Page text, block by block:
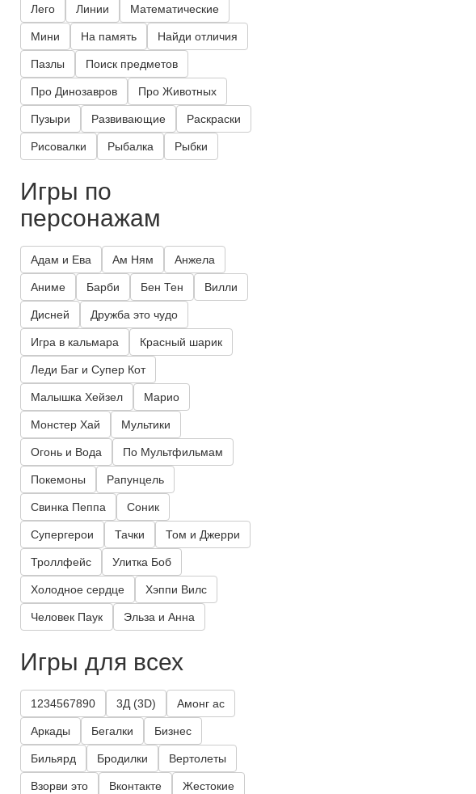
Лего Линии Математические
Мини На память Найди отличия
Пазлы Поиск предметов
Про Динозавров Про Животных
Пузыри Развивающие Раскраски
Рисовалки Рыбалка Рыбки
Игры по
персонажам
Адам и Ева Ам Ням Анжела
Аниме Барби Бен Тен Вилли
Дисней Дружба это чудо
Игра в кальмара Красный шарик
Леди Баг и Супер Кот
Малышка Хейзел Марио
Монстер Хай Мультики
Огонь и Вода По Мультфильмам
Покемоны Рапунцель
Свинка Пеппа Соник
Супергерои Тачки Том и Джерри
Троллфейс Улитка Боб
Холодное сердце Хэппи Вилс
Человек Паук Эльза и Анна
Игры для всех
1234567890 3Д (3D) Амонг ас
Аркады Бегалки Бизнес
Бильярд Бродилки Вертолеты
Взорви это Вконтакте Жестокие